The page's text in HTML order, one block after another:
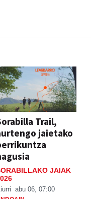
Trail,
jaietako
JAIAK
abu 06, 07:00